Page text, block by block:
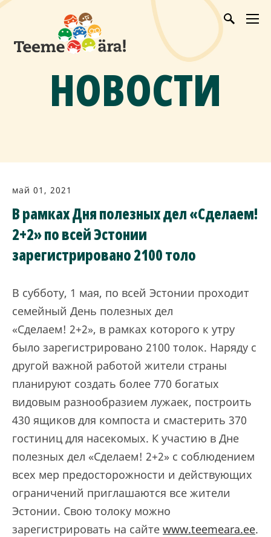
НОВОСТИ
май 01, 2021
В рамках Дня полезных дел «Сделаем!
2+2» по всей Эстонии
зарегистрировано 2100 толо
В субботу, 1 мая, по всей Эстонии проходит
семейный День полезных дел
«Сделаем! 2+2», в рамках которого к утру
было зарегистрировано 2100 толок. Наряду с
другой важной работой жители страны
планируют создать более 770 богатых
видовым разнообразием лужаек, построить
430 ящиков для компоста и смастерить 370
гостиниц для насекомых. К участию в Дне
полезных дел «Сделаем! 2+2» с соблюдением
всех мер предосторожности и действующих
ограничений приглашаются все жители
Эстонии. Свою толоку можно
зарегистрировать на сайте www.teemeara.ee.